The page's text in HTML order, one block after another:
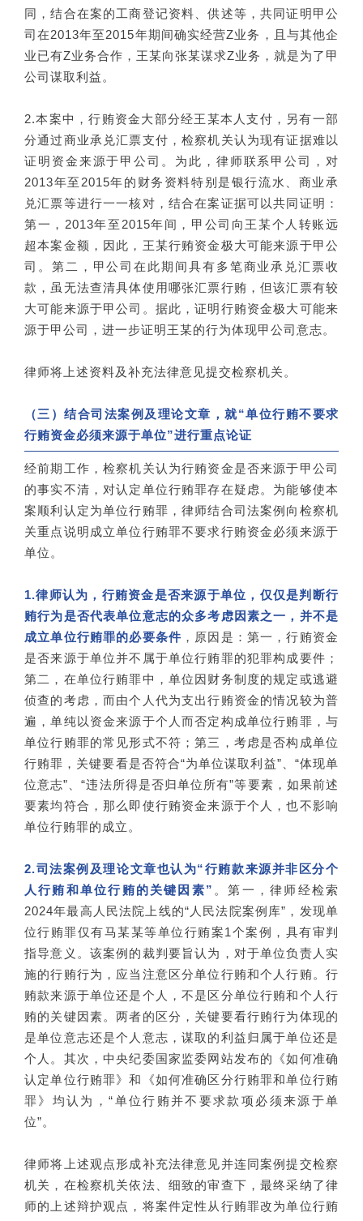
同，结合在案的工商登记资料、供述等，共同证明甲公
司在2013年至2015年期间确实经营Z业务，且与其他企
业已有Z业务合作，王某向张某谋求Z业务，就是为了甲
公司谋取利益。
2.本案中，行贿资金大部分经王某本人支付，另有一部
分通过商业承兑汇票支付，检察机关认为现有证据难以
证明资金来源于甲公司。为此，律师联系甲公司，对
2013年至2015年的财务资料特别是银行流水、商业承
兑汇票等进行一一核对，结合在案证据可以共同证明：
第一，2013年至2015年间，甲公司向王某个人转账远
超本案金额，因此，王某行贿资金极大可能来源于甲公
司。第二，甲公司在此期间具有多笔商业承兑汇票收
款，虽无法查清具体使用哪张汇票行贿，但该汇票有较
大可能来源于甲公司。据此，证明行贿资金极大可能来
源于甲公司，进一步证明王某的行为体现甲公司意志。
律师将上述资料及补充法律意见提交检察机关。
（三）结合司法案例及理论文章，就“单位行贿不要求
行贿资金必须来源于单位”进行重点论证
经前期工作，检察机关认为行贿资金是否来源于甲公司
的事实不清，对认定单位行贿罪存在疑虑。为能够使本
案顺利认定为单位行贿罪，律师结合司法案例向检察机
关重点说明成立单位行贿罪不要求行贿资金必须来源于
单位。
1.律师认为，行贿资金是否来源于单位，仅仅是判断行
贿行为是否代表单位意志的众多考虑因素之一，并不是
成立单位行贿罪的必要条件 ，原因是：第一，行贿资金
是否来源于单位并不属于单位行贿罪的犯罪构成要件；
第二，在单位行贿罪中，单位因财务制度的规定或逃避
侦查的考虑，而由个人代为支出行贿资金的情况较为普
遍，单纯以资金来源于个人而否定构成单位行贿罪，与
单位行贿罪的常见形式不符；第三，考虑是否构成单位
行贿罪，关键要看是否符合“为单位谋取利益”、“体现单
位意志”、“违法所得是否归单位所有”等要素，如果前述
要素均符合，那么即使行贿资金来源于个人，也不影响
单位行贿罪的成立。
2.司法案例及理论文章也认为“行贿款来源并非区分个
人行贿和单位行贿的关键因素” 。第一，律师经检索
2024年最高人民法院上线的“人民法院案例库”，发现单
位行贿罪仅有马某某等单位行贿案1个案例，具有审判
指导意义。该案例的裁判要旨认为，对于单位负责人实
施的行贿行为，应当注意区分单位行贿和个人行贿。行
贿款来源于单位还是个人，不是区分单位行贿和个人行
贿的关键因素。两者的区分，关键要看行贿行为体现的
是单位意志还是个人意志，谋取的利益归属于单位还是
个人。其次，中央纪委国家监委网站发布的《如何准确
认定单位行贿罪》和《如何准确区分行贿罪和单位行贿
罪》均认为，“单位行贿并不要求款项必须来源于单
位”。
律师将上述观点形成补充法律意见并连同案例提交检察
机关，在检察机关依法、细致的审查下，最终采纳了律
师的上述辩护观点，将案件定性从行贿罪改为单位行贿